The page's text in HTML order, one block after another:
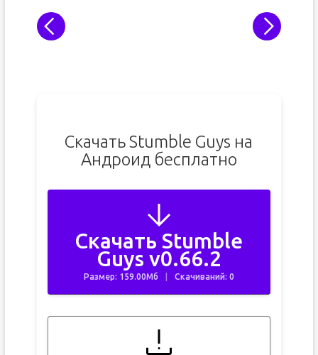
Скачать Stumble Guys на
Андроид бесплатно
Скачать Stumble
Guys v0.66.2
Размер: 159.00Мб Скачиваний: 0